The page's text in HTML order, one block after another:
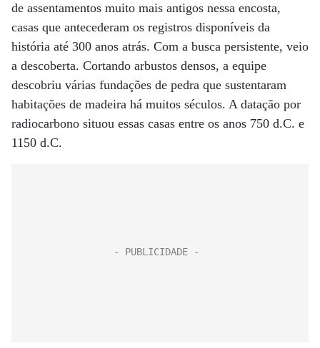
de assentamentos muito mais antigos nessa encosta,
casas que antecederam os registros disponíveis da
história até 300 anos atrás. Com a busca persistente, veio
a descoberta. Cortando arbustos densos, a equipe
descobriu várias fundações de pedra que sustentaram
habitações de madeira há muitos séculos. A datação por
radiocarbono situou essas casas entre os anos 750 d.C. e
1150 d.C.